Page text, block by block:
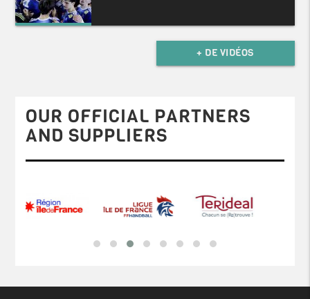
+ DE VIDÉOS
OUR OFFICIAL PARTNERS
AND SUPPLIERS